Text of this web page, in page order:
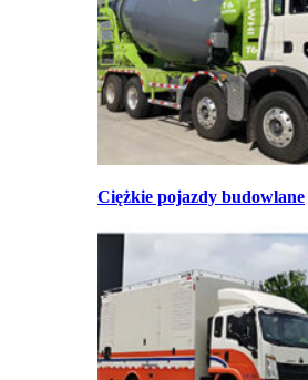
Ciężkie pojazdy budowlane